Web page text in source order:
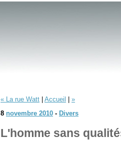
« La rue Watt Accueil
»
8 novembre 2010 - Divers
L'homme sans